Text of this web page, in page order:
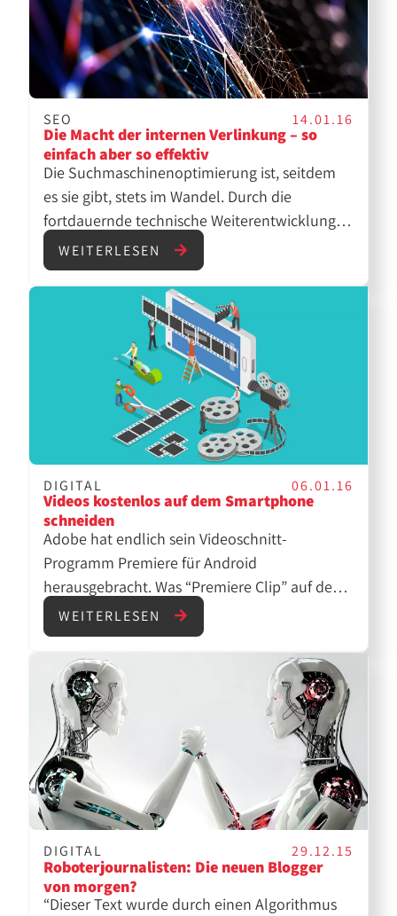
SEO 14.01.16
Die Macht der internen Verlinkung – so
einfach aber so effektiv
Die Suchmaschinenoptimierung ist, seitdem
es sie gibt, stets im Wandel. Durch die
fortdauernde technische Weiterentwicklung
von Suchmaschinen wie Google, entstehen
auch ständig neue Richtlinien, an die sich
Webmaster halten müssen, um mit der
eigenen Seite an oberster Stelle zu ranken. Es
gilt also immer auf dem Laufenden zu sein.
Eine Konstante, die in der SEO bis heute
Bedeutung hat, sind interne Verlinkungen.
WEITERLESEN
DIGITAL 06.01.16
Videos kostenlos auf dem Smartphone
schneiden
Adobe hat endlich sein Videoschnitt-
Programm Premiere für Android
herausgebracht. Was “Premiere Clip” auf dem
Smartphone kann und ob es im Arbeitsalltag
einsatzfähig ist, haben wir uns natürlich
angesehen.
WEITERLESEN
DIGITAL 29.12.15
Roboterjournalisten: Die neuen Blogger
von morgen?
“Dieser Text wurde durch einen Algorithmus